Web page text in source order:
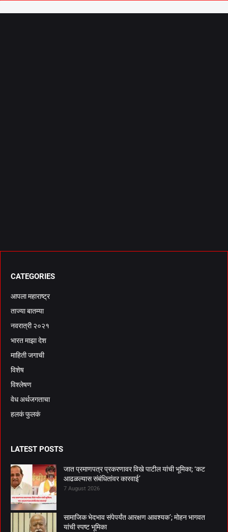
CATEGORIES
आपला महाराष्ट्र
ताज्या बातम्या
नवरात्री २०२१
भारत माझा देश
माहिती जगाची
विशेष
विश्लेषण
वेध अर्थजगताचा
हलकं फुलकं
LATEST POSTS
जात प्रमाणपत्र प्रकरणावर विखे पाटील यांची भूमिका; ‘कट
आढळल्यास संबंधितांवर कारवाई’
7 August 2026
सामाजिक भेदभाव संपेपर्यंत आरक्षण आवश्यक’; मोहन भागवत
यांची स्पष्ट भूमिका